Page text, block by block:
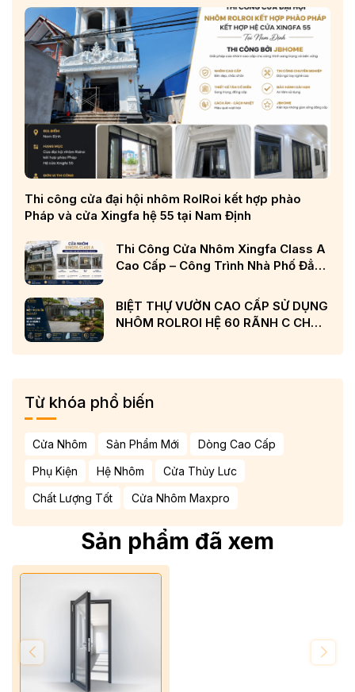
Thi công cửa đại hội nhôm RolRoi kết hợp phào
Pháp và cửa Xingfa hệ 55 tại Nam Định
Thi Công Cửa Nhôm Xingfa Class A
Cao Cấp – Công Trình Nhà Phố Đẳng
BIỆT THỰ VƯỜN CAO CẤP SỬ DỤNG
NHÔM ROLROI HỆ 60 RÃNH C CHÂU
Từ khóa phổ biến
Cửa Nhôm Sản Phẩm Mới
Dòng Cao Cấp
Phụ Kiện
Hệ Nhôm
Cửa Thủy Lưc
Chất Lượng Tốt
Cửa Nhôm Maxpro
Sản phẩm đã xem